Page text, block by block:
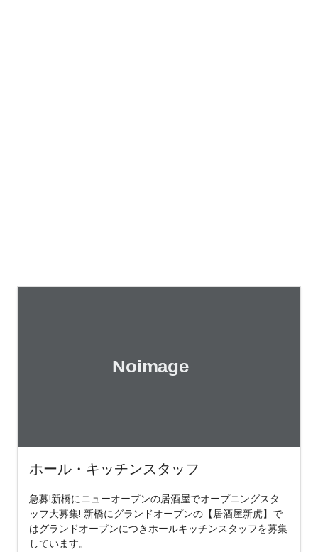
ホール・キッチンスタッフ
急募!新橋にニューオープンの居酒屋でオープニングスタ
ッフ大募集! 新橋にグランドオープンの【居酒屋新虎】で
はグランドオープンにつきホールキッチンスタッフを募集
しています。